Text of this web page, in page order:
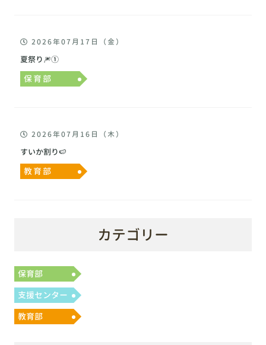
2026年07月17日（金）
夏祭り🎆①
保育部
2026年07月16日（木）
すいか割り🍉
教育部
カテゴリー
保育部
支援センター
教育部